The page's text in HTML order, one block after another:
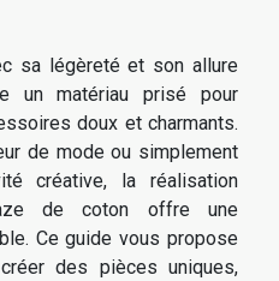
sa légèreté et son allure
un matériau prisé pour
doux et charmants.
de mode ou simplement
créative, la réalisation
de coton offre une
Ce guide vous propose
des pièces uniques,